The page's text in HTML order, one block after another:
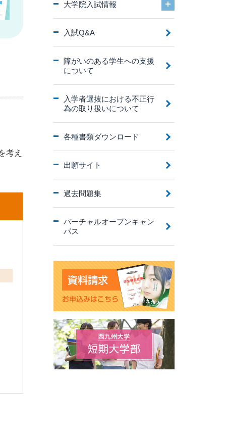
考え
大学院入試情報
入試Q&A
障がいのある学生への支援
について
入学者選抜における不正行
為の取り扱いについて
各種書類ダウンロード
出願サイト
過去問題集
バーチャルオープンキャン
パス